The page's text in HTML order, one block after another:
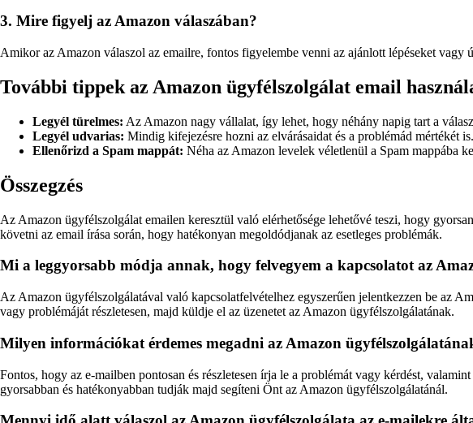
3. Mire figyelj az Amazon válaszában?
Amikor az Amazon válaszol az emailre, fontos figyelembe venni az ajánlott lépéseket
További tippek az Amazon ügyfélszolgálat email
Legyél türelmes: Az Amazon nagy vállalat, így lehet, hogy néhány napig tart a
Legyél udvarias: Mindig kifejezésre hozni az elvárásaidat és a problémád mértékét is.
Ellenőrizd a Spam mappát: Néha az Amazon levelek véletlenül a Spam mappába
Összegzés
Az Amazon ügyfélszolgálat emailen keresztül való elérhetősége lehetővé teszi, hogy
követni az email írása során, hogy hatékonyan megoldódjanak az esetleges problémák.
Mi a leggyorsabb módja annak, hogy felvegyem a kapcsolatot az
Az Amazon ügyfélszolgálatával való kapcsolatfelvételhez egyszerűen jelentkezzen be az
vagy problémáját részletesen, majd küldje el az üzenetet az Amazon ügyfélszolgálatának.
Milyen információkat érdemes megadni az Amazon
Fontos, hogy az e-mailben pontosan és részletesen írja le a problémát vagy kérdést,
gyorsabban és hatékonyabban tudják majd segíteni Önt az Amazon ügyfélszolgálatánál.